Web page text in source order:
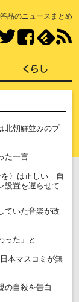
品のニュースまとめ
TwitterFacebook
北朝鮮並みのプ
た一言
を〉は正しい 自
設置を遅らせて
ていた音楽が政
った」と
本マスコミが無
の自殺を告白